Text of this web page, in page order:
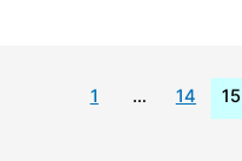
1 … 14 15